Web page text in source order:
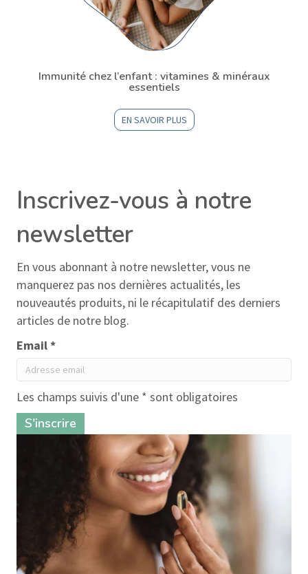
Immunité chez l’enfant : vitamines & minéraux
essentiels
EN SAVOIR PLUS
Inscrivez-vous à notre
newsletter
En vous abonnant à notre newsletter, vous ne
manquerez pas nos dernières actualités, les
nouveautés produits, ni le récapitulatif des derniers
articles de notre blog.
Email *
Les champs suivis d'une * sont obligatoires